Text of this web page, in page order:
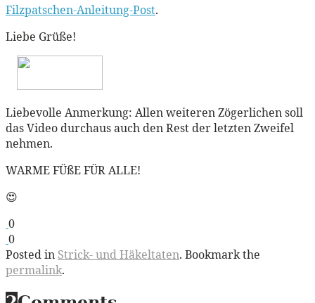
Filzpatschen-Anleitung-Post.
Liebe Grüße!
Liebevolle Anmerkung: Allen weiteren Zögerlichen soll
das Video durchaus auch den Rest der letzten Zweifel
nehmen.
WARME FÜßE FÜR ALLE!
😍
0
0
Posted in Strick- und Häkeltaten. Bookmark the
permalink.